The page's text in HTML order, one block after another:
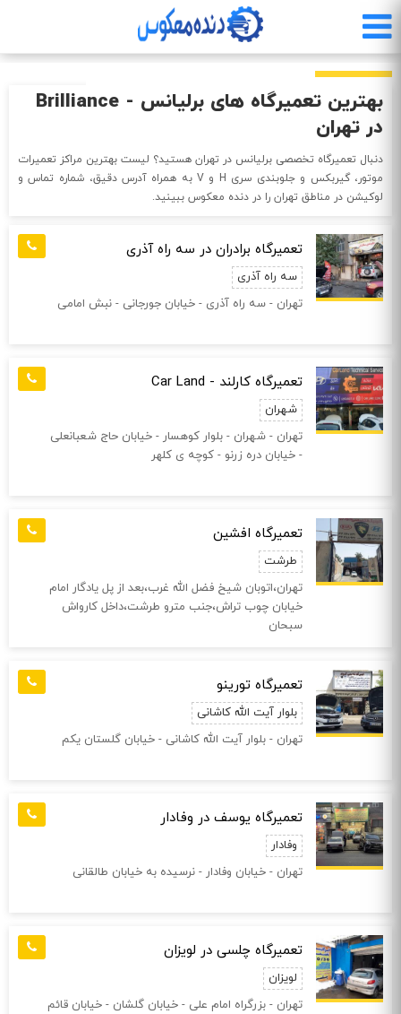
محتوای
بهترین تعمیرگاه های برلیانس - Brilliance
در تهران
دنبال تعمیرگاه تخصصی برلیانس در تهران هستید؟ لیست بهترین مراکز تعمیرات
موتور، گیربکس و جلوبندی سری H و V به همراه آدرس دقیق، شماره تماس و
لوکیشن در مناطق تهران را در دنده معکوس ببینید.
تعمیرگاه برادران در سه راه آذری
سه راه آذری
تهران - سه راه آذری - خیابان جورجانی - نبش امامی
تعمیرگاه کارلند - Car Land
شهران
تهران - شهران - بلوار کوهسار - خیابان حاج شعبانعلی
- خیابان دره زرنو - کوچه ی کلهر
تعمیرگاه افشین
طرشت
تهران،اتوبان شیخ فضل الله غرب،بعد از پل یادگار امام
خیابان چوب تراش،جنب مترو طرشت،داخل کارواش
سبحان
تعمیرگاه تورینو
بلوار آیت الله کاشانی
تهران - بلوار آیت الله کاشانی - خیابان گلستان یکم
تعمیرگاه یوسف در وفادار
وفادار
تهران - خیابان وفادار - نرسیده به خیابان طالقانی
تعمیرگاه چلسی در لویزان
لویزان
تهران - بزرگراه امام علی - خیابان گلشان - خیابان قائم